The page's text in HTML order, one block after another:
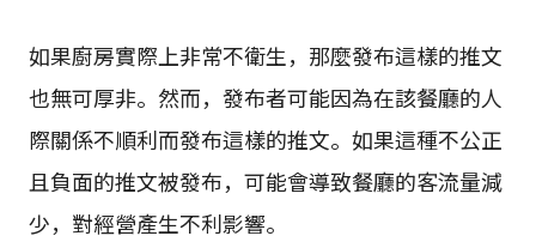
如果廚房實際上非常不衛生，那麼發布這樣的推文
也無可厚非。然而，發布者可能因為在該餐廳的人
際關係不順利而發布這樣的推文。如果這種不公正
且負面的推文被發布，可能會導致餐廳的客流量減
少，對經營產生不利影響。